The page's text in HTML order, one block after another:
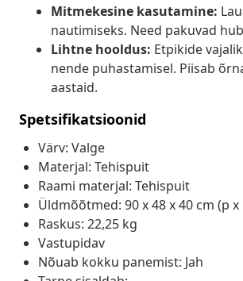
Mitmekesine kasutamine:
nautimiseks. Need pakuvad
Lihtne hooldus: Etpikide
nende puhastamisel. Piisab
aastaid.
Spetsifikatsioonid
Värv: Valge
Materjal: Tehispuit
Raami materjal: Tehispuit
Üldmõõtmed: 90 x 48 x 40 cm (p x
Raskus: 22,25 kg
Vastupidav
Nõuab kokku panemist: Jah